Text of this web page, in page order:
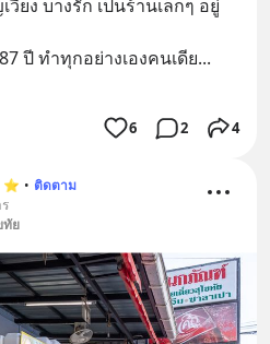
ยง บางรัก เป็นร้านเล็กๆ อยู่
ปี ทำทุกอย่างเองคนเดีย...
6 2 4
⭐️ • ติดตาม
ทัย